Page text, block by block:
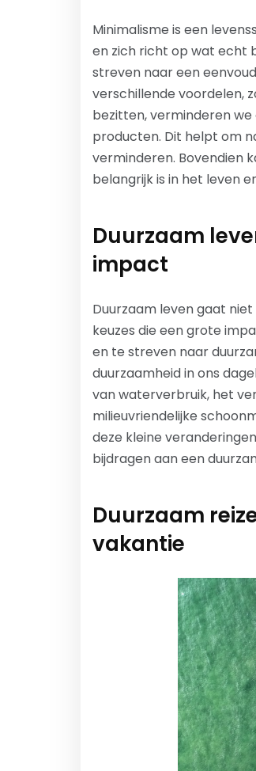
Minimalisme is een
en zich richt op wat echt
streven naar een
verschillende voordelen,
bezitten, verminderen
producten. Dit helpt om
verminderen. Bovendien
belangrijk is in het leven
Duurzaam
impact
Duurzaam leven gaat
keuzes die een grote
en te streven naar
duurzaamheid in ons
van waterverbruik, het
milieuvriendelijke
deze kleine
bijdragen aan een
Duurzaam
vakantie